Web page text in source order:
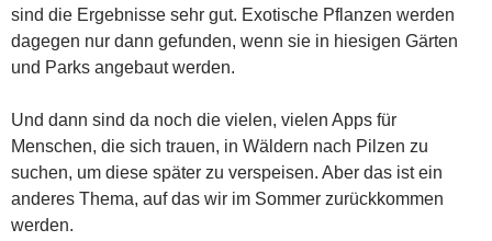
sind die Ergebnisse sehr gut. Exotische Pflanzen werden
dagegen nur dann gefunden, wenn sie in hiesigen Gärten
und Parks angebaut werden.
Und dann sind da noch die vielen, vielen Apps für
Menschen, die sich trauen, in Wäldern nach Pilzen zu
suchen, um diese später zu verspeisen. Aber das ist ein
anderes Thema, auf das wir im Sommer zurückkommen
werden.